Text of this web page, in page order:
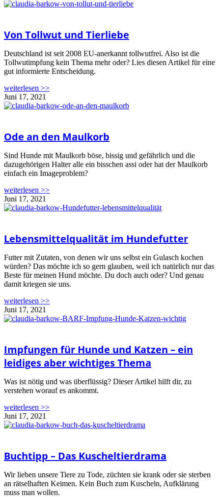
Von Tollwut und Tierliebe
Deutschland ist seit 2008 EU-anerkannt tollwutfrei. Also ist die
Tollwutimpfung kein Thema mehr oder? Lies diesen Artikel für eine
gut informierte Entscheidung.
weiterlesen >>
Juni 17, 2021
Ode an den Maulkorb
Sind Hunde mit Maulkorb böse, bissig und gefährlich und die
dazugehörigen Halter alle ein bisschen assi oder hat der Maulkorb
einfach ein Imageproblem?
weiterlesen >>
Juni 17, 2021
Lebensmittelqualität im Hundefutter
Futter mit Zutaten, von denen wir uns selbst ein Gulasch kochen
würden? Das möchte ich so gern glauben, weil ich natürlich nur das
Beste für meinen Hund möchte. Du doch auch oder? Und genau
damit kriegen sie uns.
weiterlesen >>
Juni 17, 2021
Impfungen für Hunde und Katzen – ein
leidiges aber wichtiges Thema
Was ist nötig und was überflüssig? Dieser Artikel hilft dir, zu
verstehen worauf es ankommt.
weiterlesen >>
Juni 17, 2021
Buchtipp – Das Kuscheltierdrama
Wir lieben unsere Tiere zu Tode, züchten sie krank oder sie sterben
an rätselhaften Keimen. Kein Buch zum Kuscheln, Aufklärung
muss man wollen.